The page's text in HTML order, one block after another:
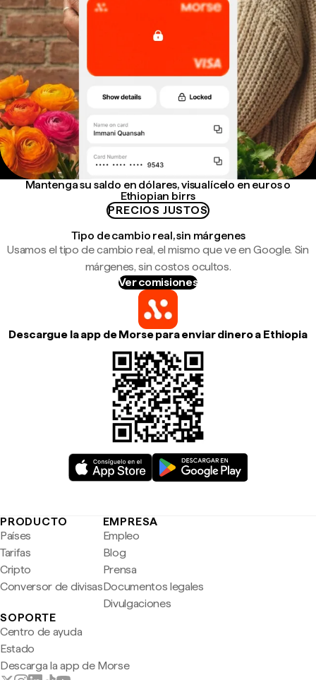
Mantenga su saldo en dólares, visualícelo en euros o
Ethiopian birrs
PRECIOS JUSTOS
Tipo de cambio real, sin márgenes
Usamos el tipo de cambio real, el mismo que ve en Google. Sin
márgenes, sin costos ocultos.
Ver comisiones
Descargue la app de Morse para enviar dinero a Ethiopia
PRODUCTO
Países
Tarifas
Cripto
Conversor de divisas
EMPRESA
Empleo
Blog
Prensa
Documentos legales
Divulgaciones
SOPORTE
Centro de ayuda
Estado
Descarga la app de Morse